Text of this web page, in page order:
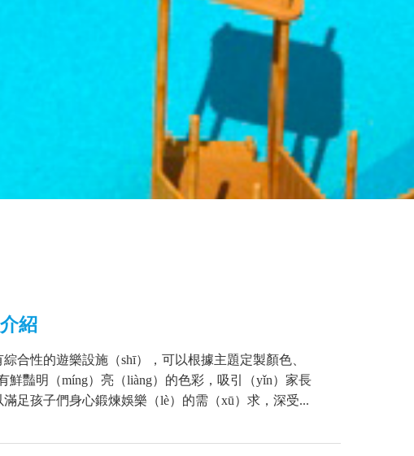
紹
合性的遊樂設施（shī），可以根據主題定製顏色、
鮮豔明（míng）亮（liàng）的色彩，吸引（yǐn）家長
足孩子們身心鍛煉娛樂（lè）的需（xū）求，深受...